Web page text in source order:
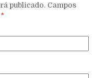
publicado. Campos
*